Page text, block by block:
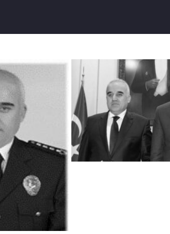
yakalama emri çıktı. Rejim
kanser haliyle kendisini de tutuklayacak
55 yaşında, evli ve çocukları olan
Mühendislik Fakültesi Kimya
sonra Komiser Yardımcısı olarak
Asayiş Daire Başkanlığı SASEM Şube
ve Bölüm Başkanlığı’nda görev yapan
2006’da, yine aynı enstitünün